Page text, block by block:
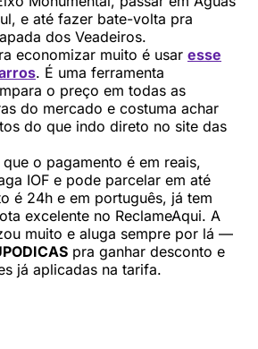
e até fazer bate-volta pra
dos Veadeiros.
economizar muito é usar esse
. É uma ferramenta
o preço em todas as
do mercado e costuma achar
do que indo direto no site das
o pagamento é em reais,
IOF e pode parcelar em até
é 24h e em português, já tem
excelente no ReclameAqui. A
muito e aluga sempre por lá —
pra ganhar desconto e
já aplicadas na tarifa.